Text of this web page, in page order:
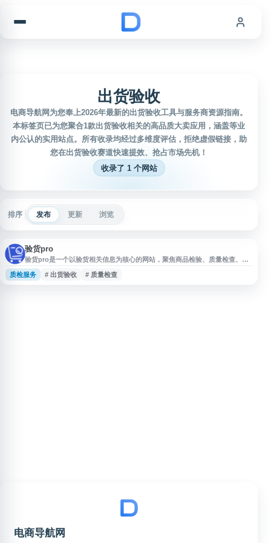
出货验收
电商导航网为您奉上2026年最新的出货验收工具与服务商资源指南。
本标签页已为您聚合1款出货验收相关的高品质大卖应用，涵盖等业
内公认的实用站点。所有收录均经过多维度评估，拒绝虚假链接，助
您在出货验收赛道快速提效、抢占市场先机！
收录了 1 个网站
排序 发布 更新 浏览
验货pro
验货pro是一个以验货相关信息为核心的网站，聚焦商品检验、质量检查、出
货验收等场景，适合有验货需求的企业、采购人员及相关从业者了解服务信息
与流程参考。
质检服务 # 出货验收 # 质量检查
电商导航网